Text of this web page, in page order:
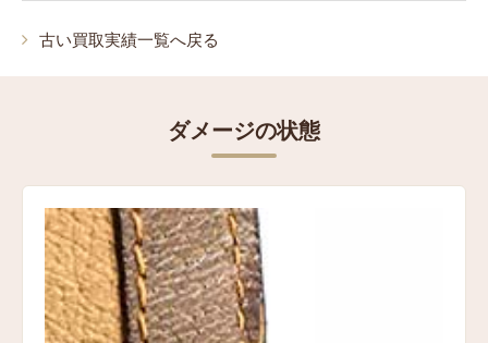
素材
横：約30㎝
マチ：約5㎝
コンディション
状態:Cランク 破れ、レザーのしみ、角擦れ、金具のく
古い買取実績一覧へ戻る
ダメージの状態